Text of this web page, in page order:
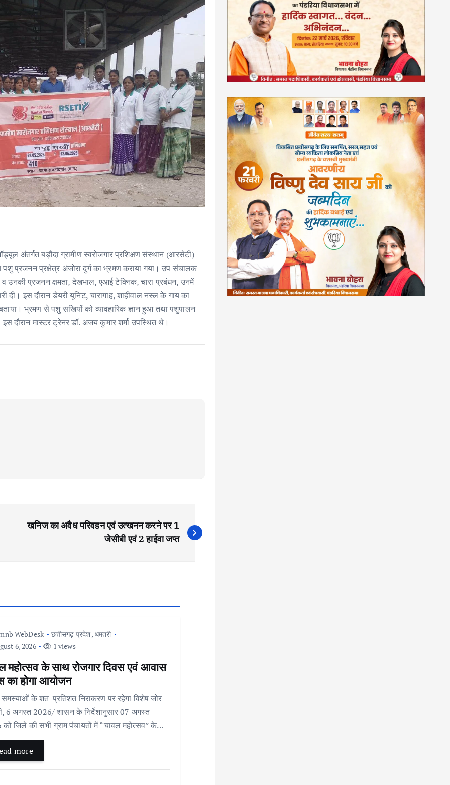
अंतर्गत बड़ौदा ग्रामीण स्वरोजगार प्रशिक्षण संस्थान (आरसेटी)
पशु प्रजनन प्रक्षेत्र अंजोरा दुर्ग का भ्रमण कराया गया। उप संचालक
व उनकी प्रजनन क्षमता, देखभाल, एआई टेक्निक, चारा प्रबंधन, उनमें
दी। इस दौरान डेयरी यूनिट, चारागाह, शाहीवाल नस्ल के गाय का
भ्रमण से पशु सखियों को व्यावहारिक ज्ञान हुआ तथा पशुपालन
दौरान मास्टर ट्रेनर डॉ. अजय कुमार शर्मा उपस्थित थे।
खनिज का अवैध परिवहन एवं उत्खनन करने पर 1
जेसीबी एवं 2 हाईवा जप्त
WebDesk छत्तीसगढ़ प्रदेश, धमतरी
6, 2026
1 views
महोत्सव के साथ रोजगार दिवस एवं आवास
का होगा आयोजन
के शत-प्रतिशत निराकरण पर रहेगा विशेष जोर
6 अगस्त 2026/ शासन के निर्देशानुसार 07 अगस्त
जिले की सभी ग्राम पंचायतों में “चावल महोत्सव” के…
more